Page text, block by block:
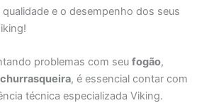
e o desempenho dos seus
problemas com seufogão,
churrasqueira, é essencial contar com
técnica especializada Viking.